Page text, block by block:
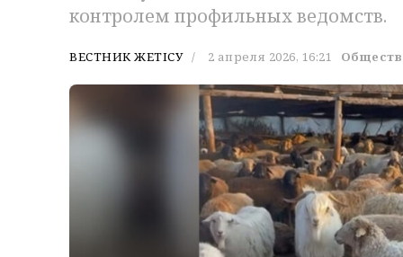
контролем профильных ведомств.
ВЕСТНИК ЖЕТІСУ 2 апреля 2026, 16:21